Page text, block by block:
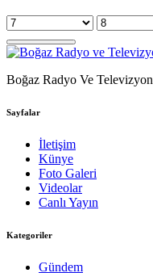
Boğaz Radyo Ve Televizyon
Sayfalar
İletişim
Künye
Foto Galeri
Videolar
Canlı Yayın
Kategoriler
Gündem